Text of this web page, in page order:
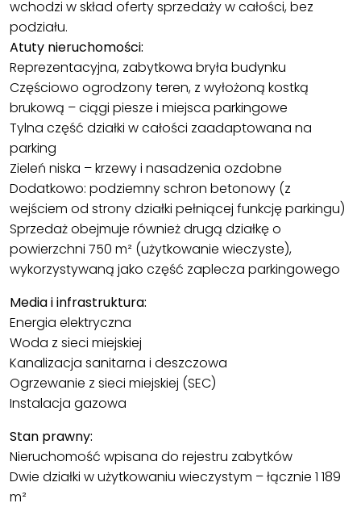
wchodzi w skład oferty sprzedaży w całości, bez
podziału.
Atuty nieruchomości:
Reprezentacyjna, zabytkowa bryła budynku
Częściowo ogrodzony teren, z wyłożoną kostką
brukową – ciągi piesze i miejsca parkingowe
Tylna część działki w całości zaadaptowana na
parking
Zieleń niska – krzewy i nasadzenia ozdobne
Dodatkowo: podziemny schron betonowy (z
wejściem od strony działki pełniącej funkcję parkingu)
Sprzedaż obejmuje również drugą działkę o
powierzchni 750 m² (użytkowanie wieczyste),
wykorzystywaną jako część zaplecza parkingowego
Media i infrastruktura:
Energia elektryczna
Woda z sieci miejskiej
Kanalizacja sanitarna i deszczowa
Ogrzewanie z sieci miejskiej (SEC)
Instalacja gazowa
Stan prawny:
Nieruchomość wpisana do rejestru zabytków
Dwie działki w użytkowaniu wieczystym – łącznie 1 189
m²